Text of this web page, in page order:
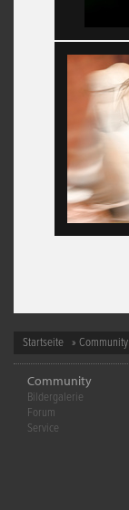
Startseite » Community
Community
Bildergalerie
Forum
Service